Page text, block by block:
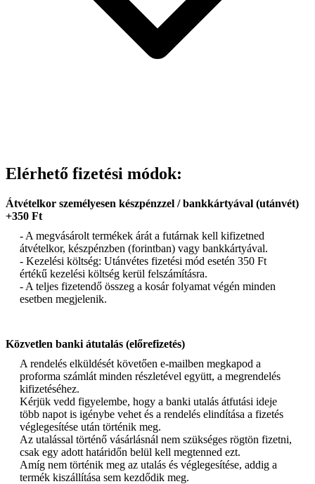
Elérhető fizetési módok:
Átvételkor személyesen készpénzzel / bankkártyával (utánvét)
+350 Ft
- A megvásárolt termékek árát a futárnak kell kifizetned
átvételkor, készpénzben (forintban) vagy bankkártyával.
- Kezelési költség: Utánvétes fizetési mód esetén 350 Ft
értékű kezelési költség kerül felszámításra.
- A teljes fizetendő összeg a kosár folyamat végén minden
esetben megjelenik.
Közvetlen banki átutalás (előrefizetés)
A rendelés elküldését követően e-mailben megkapod a
proforma számlát minden részletével együtt, a megrendelés
kifizetéséhez.
Kérjük vedd figyelembe, hogy a banki utalás átfutási ideje
több napot is igénybe vehet és a rendelés elindítása a fizetés
véglegesítése után történik meg.
Az utalással történő vásárlásnál nem szükséges rögtön fizetni,
csak egy adott határidőn belül kell megtenned ezt.
Amíg nem történik meg az utalás és véglegesítése, addig a
termék kiszállítása sem kezdődik meg.